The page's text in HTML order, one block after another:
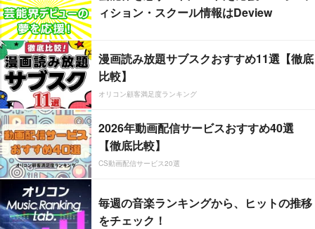
ィション・スクール情報はDeview
漫画読み放題サブスクおすすめ11選【徹底
比較】
オリコン顧客満足度ランキング
2026年動画配信サービスおすすめ40選
【徹底比較】
CS動画配信サービス20選
毎週の音楽ランキングから、ヒットの推移
をチェック！